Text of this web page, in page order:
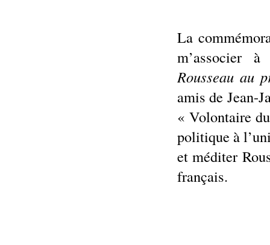
La
m’associer
Rousseau au
amis de Jean-
« Volontaire
politique à
et méditer
français.